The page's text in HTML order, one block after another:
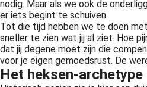
nodig. Maar als we ook de
er iets begint te schuiven.
Tot die tijd hebben we te doen
sneller te zien wat jij al ziet. Hoe
dat jij degene moet zijn die
voor je eigen gemoedsrust. De
Het heksen-archetype